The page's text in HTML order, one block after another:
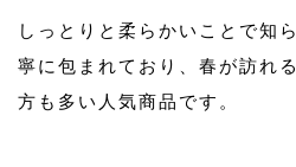
しっとりと柔らかいことで知
寧に包まれており、春が訪れ
方も多い人気商品です。